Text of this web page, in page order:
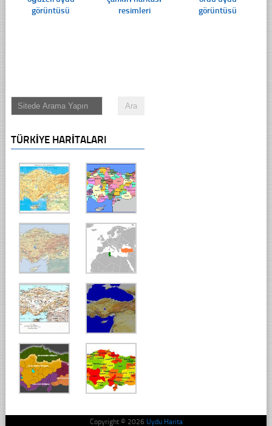
görüntüsü
resimleri
görüntüsü
TÜRKIYE HARITALARI
Copyright © 2026 Uydu Harita